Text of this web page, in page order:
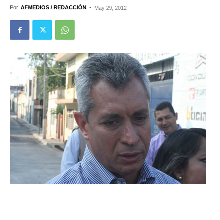
Por AFMEDIOS / REDACCIÓN - May 29, 2012